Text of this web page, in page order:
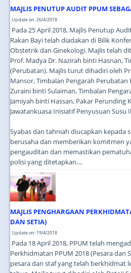
MAJLIS PENUTUP AUDIT PPUM
Update on: 26/4/2018
Pada 25 April 2018, Majlis Penutup
Rakan Bayi telah diadakan di Bilik
Obstetrik dan Ginekologi. Majlis telah
Prof. Madya Dr. Nazirah binti Hasnan,
(Perubatan). Majlis turut dihadiri oleh
Mansor, Timbalan Pengarah Perubatan
Zuraini binti Sulaiman, Timbalan
Jamiyah binti Hassan, Pakar Perunding
Jawatankuasa Inisiatif Penyusuan Susu
Syabas dan tahniah diucapkan kepada
berusaha dan memberikan komitmen
pengauditan dan memastikan
polisi yang ditetapkan....
MAJLIS PENGHARGAAN
DAN SETIA)
Update on: 19/4/2018
Pada 18 April 2018, PPUM telah
Perkhidmatan PPUM 2018 (Pesara dan
pesara dan staf yang telah berkhidmat